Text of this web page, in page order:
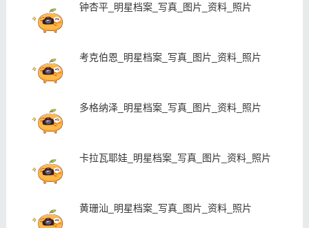
钟杏平_明星档案_写真_图片_资料_照片
考克伯恩_明星档案_写真_图片_资料_照片
多格纳泽_明星档案_写真_图片_资料_照片
卡拉瓦耶娃_明星档案_写真_图片_资料_照片
黄珊汕_明星档案_写真_图片_资料_照片